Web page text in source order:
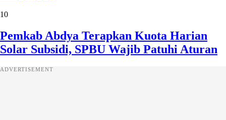
10
Pemkab Abdya Terapkan Kuota Harian
Solar Subsidi, SPBU Wajib Patuhi Aturan
ADVERTISEMENT